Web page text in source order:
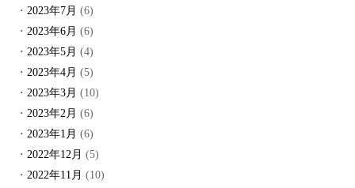
2023年7月 (6)
2023年6月 (6)
2023年5月 (4)
2023年4月 (5)
2023年3月 (10)
2023年2月 (6)
2023年1月 (6)
2022年12月 (5)
2022年11月 (10)